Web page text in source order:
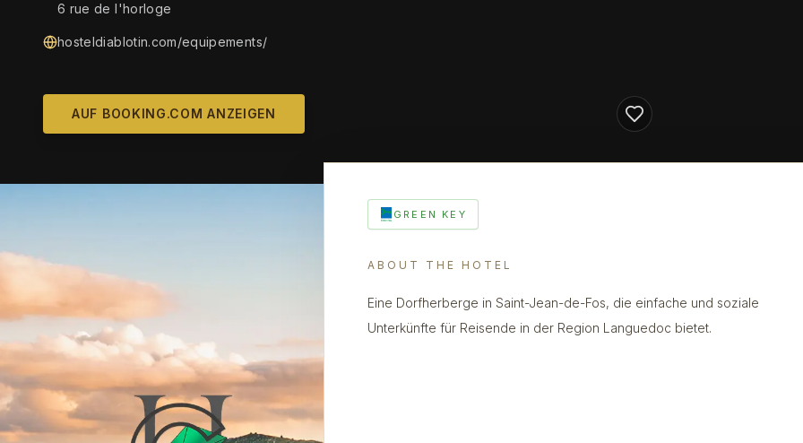
6 rue de l'horloge
hosteldiablotin.com/equipements/
AUF BOOKING.COM ANZEIGEN
GREEN KEY
ABOUT THE HOTEL
Eine Dorfherberge in Saint-Jean-de-Fos, die einfache und soziale
Unterkünfte für Reisende in der Region Languedoc bietet.